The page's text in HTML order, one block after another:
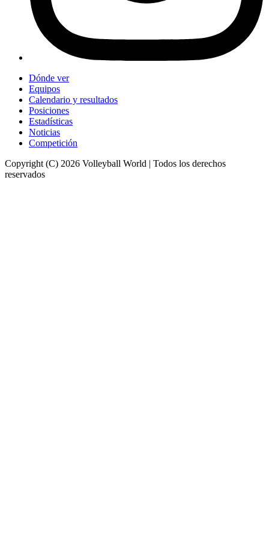
Dónde ver
Equipos
Calendario y resultados
Posiciones
Estadísticas
Noticias
Competición
Copyright (C) 2026 Volleyball World | Todos los derechos
reservados